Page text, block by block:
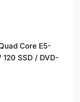
Core E5-
SSD / DVD-